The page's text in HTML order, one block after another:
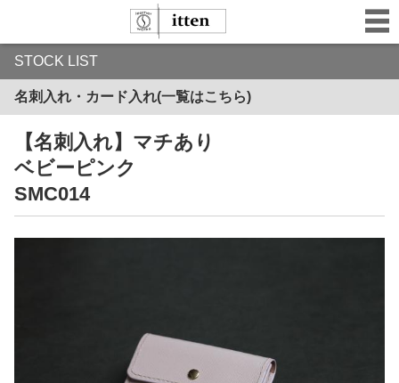
STOCK LIST
名刺入れ・カード入れ(一覧はこちら)
【名刺入れ】マチあり
ベビーピンク
SMC014